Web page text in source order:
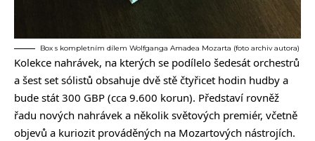
Box s kompletním dílem Wolfganga Amadea Mozarta (foto archiv autora)
Kolekce nahrávek, na kterých se podílelo šedesát orchestrů
a šest set sólistů obsahuje dvě stě čtyřicet hodin hudby a
bude stát 300 GBP (cca 9.600 korun). Představí rovněž
řadu nových nahrávek a několik světových premiér, včetně
objevů a kuriozit prováděných na Mozartových nástrojích.